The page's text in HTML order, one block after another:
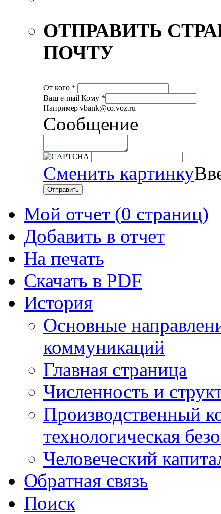
ОТПРАВИТЬ
ПОЧТУ
От кого *
Ваш е-mail Кому *
Например vbank@co.voz.ru
Сообщение
Сменить картинку
Отправить
Мой отчет (0 страниц)
Добавить в отчет
На печать
Скачать в PDF
История
Основные
коммуникаций
Главная страница
Численность и
Производственный
технологическая
Человеческий
Обратная связь
Поиск